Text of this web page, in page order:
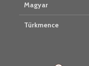
Magyar
Türkmence